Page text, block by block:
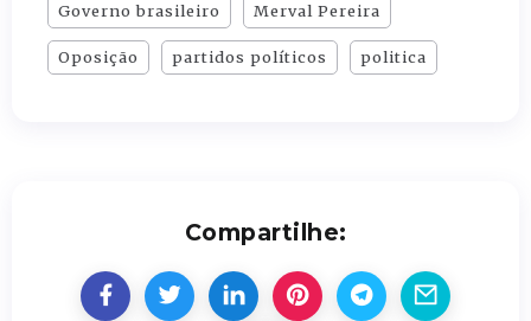
Governo brasileiro Merval Pereira
Oposição partidos políticos politica
Compartilhe: